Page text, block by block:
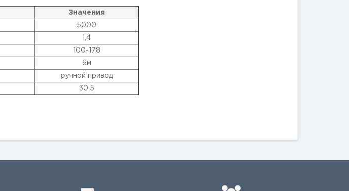
Значения
5000
1,4
100-178
6м
ручной привод
30,5